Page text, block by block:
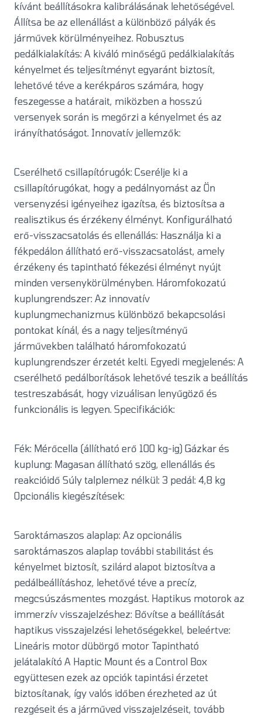
kívánt beállításokra kalibrálásának lehetőségével.
Állítsa be az ellenállást a különböző pályák és
járművek körülményeihez. Robusztus
pedálkialakítás: A kiváló minőségű pedálkialakítás
kényelmet és teljesítményt egyaránt biztosít,
lehetővé téve a kerékpáros számára, hogy
feszegesse a határait, miközben a hosszú
versenyek során is megőrzi a kényelmet és az
irányíthatóságot. Innovatív jellemzők:
Cserélhető csillapítórugók: Cserélje ki a
csillapítórugókat, hogy a pedálnyomást az Ön
versenyzési igényeihez igazítsa, és biztosítsa a
realisztikus és érzékeny élményt. Konfigurálható
erő-visszacsatolás és ellenállás: Használja ki a
fékpedálon állítható erő-visszacsatolást, amely
érzékeny és tapintható fékezési élményt nyújt
minden versenykörülményben. Háromfokozatú
kuplungrendszer: Az innovatív
kuplungmechanizmus különböző bekapcsolási
pontokat kínál, és a nagy teljesítményű
járművekben található háromfokozatú
kuplungrendszer érzetét kelti. Egyedi megjelenés: A
cserélhető pedálborítások lehetővé teszik a beállítás
testreszabását, hogy vizuálisan lenyűgöző és
funkcionális is legyen. Specifikációk:
Fék: Mérőcella (állítható erő 100 kg-ig) Gázkar és
kuplung: Magasan állítható szög, ellenállás és
reakcióidő Súly talplemez nélkül: 3 pedál: 4,8 kg
Opcionális kiegészítések:
Saroktámaszos alaplap: Az opcionális
saroktámaszos alaplap további stabilitást és
kényelmet biztosít, szilárd alapot biztosítva a
pedálbeállításhoz, lehetővé téve a precíz,
megcsúszásmentes mozgást. Haptikus motorok az
immerzív visszajelzéshez: Bővítse a beállítását
haptikus visszajelzési lehetőségekkel, beleértve:
Lineáris motor dübörgő motor Tapintható
jelátalakító A Haptic Mount és a Control Box
együttesen ezek az opciók tapintási érzetet
biztosítanak, így valós időben érezheted az út
rezgéseit és a járműved visszajelzéseit, tovább